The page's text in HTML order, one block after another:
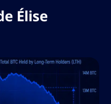
Élise